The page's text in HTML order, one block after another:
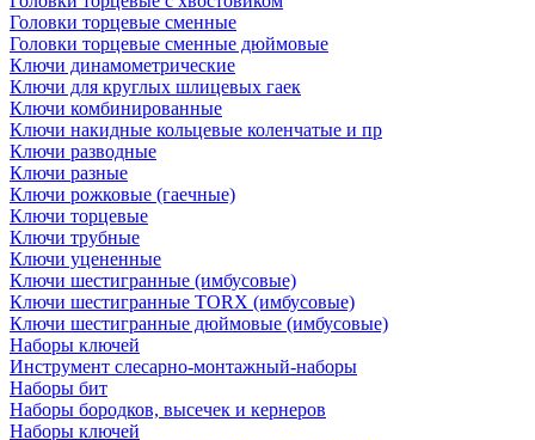
Головки торцевые сменные
Головки торцевые сменные дюймовые
Ключи динамометрические
Ключи для круглых шлицевых гаек
Ключи комбинированные
Ключи накидные кольцевые коленчатые и пр
Ключи разводные
Ключи разные
Ключи рожковые (гаечные)
Ключи торцевые
Ключи трубные
Ключи уцененные
Ключи шестигранные (имбусовые)
Ключи шестигранные TORX (имбусовые)
Ключи шестигранные дюймовые (имбусовые)
Наборы ключей
Инструмент слесарно-монтажный-наборы
Наборы бит
Наборы бородков, высечек и кернеров
Наборы ключей